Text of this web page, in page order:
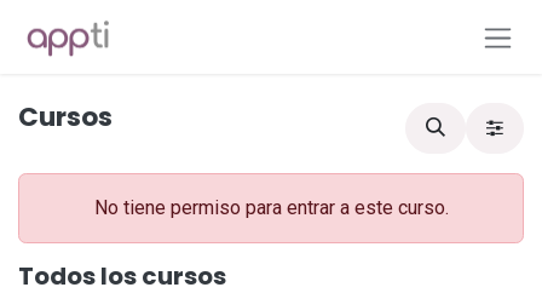
Cursos
No tiene permiso para entrar a este curso.
Todos los cursos